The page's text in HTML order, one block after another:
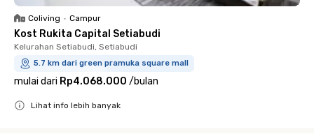
Coliving • Campur
Kost Rukita Capital Setiabudi
Kelurahan Setiabudi, Setiabudi
5.7 km dari green pramuka square mall
mulai dari Rp4.068.000 /bulan
Lihat info lebih banyak